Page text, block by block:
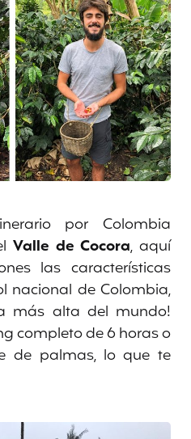
por Colombia
Valle de Cocora, aquí
las características
nacional de Colombia,
más alta del mundo!
completo de 6 horas o
de palmas, lo que te